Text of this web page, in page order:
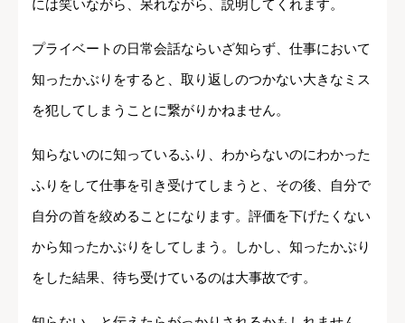
には笑いながら、呆れながら、説明してくれます。
プライベートの日常会話ならいざ知らず、仕事において
知ったかぶりをすると、取り返しのつかない大きなミス
を犯してしまうことに繋がりかねません。
知らないのに知っているふり、わからないのにわかった
ふりをして仕事を引き受けてしまうと、その後、自分で
自分の首を絞めることになります。評価を下げたくない
から知ったかぶりをしてしまう。しかし、知ったかぶり
をした結果、待ち受けているのは大事故です。